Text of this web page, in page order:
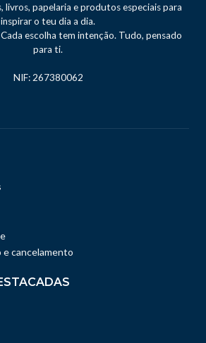
livros, papelaria e produtos especiais para
inspirar o teu dia a dia.
escolha tem intenção. Tudo, pensado
para ti.
NIF: 267380062
e cancelamento